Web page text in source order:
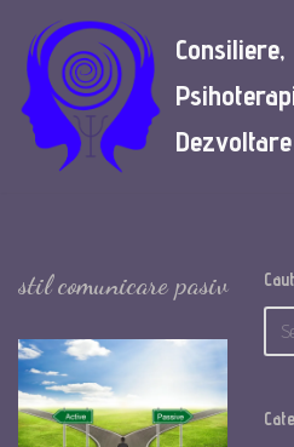
Skip
to
content
Consiliere,
stil comunicare pasiv